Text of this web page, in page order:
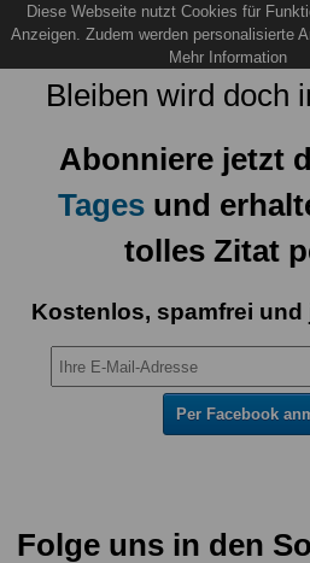
Bleiben wird doch
Abonniere jetzt
Tages und
tolles Zitat
Kostenlos, spamfrei
Per Facebook
Folge uns in den
Diese Webseite nutzt Cookies für
Anzeigen. Zudem werden personalisierte
Mehr Information